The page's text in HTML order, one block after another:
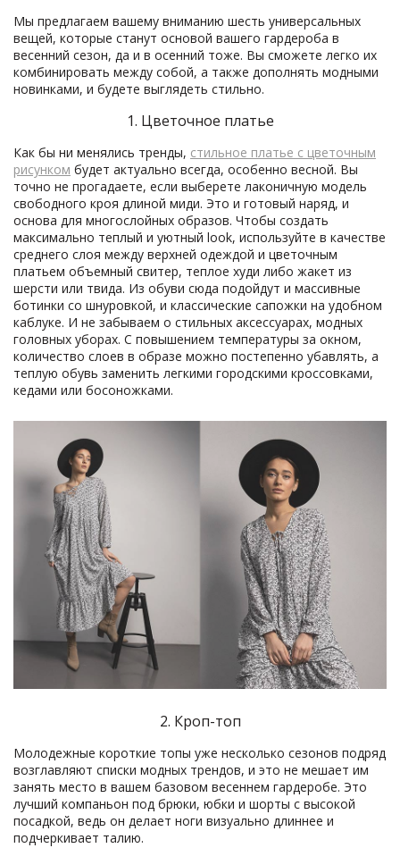
Мы предлагаем вашему вниманию шесть универсальных
вещей, которые станут основой вашего гардероба в
весенний сезон, да и в осенний тоже. Вы сможете легко их
комбинировать между собой, а также дополнять модными
новинками, и будете выглядеть стильно.
1. Цветочное платье
Как бы ни менялись тренды, стильное платье с цветочным
рисунком будет актуально всегда, особенно весной. Вы
точно не прогадаете, если выберете лаконичную модель
свободного кроя длиной миди. Это и готовый наряд, и
основа для многослойных образов. Чтобы создать
максимально теплый и уютный look, используйте в качестве
среднего слоя между верхней одеждой и цветочным
платьем объемный свитер, теплое худи либо жакет из
шерсти или твида. Из обуви сюда подойдут и массивные
ботинки со шнуровкой, и классические сапожки на удобном
каблуке. И не забываем о стильных аксессуарах, модных
головных уборах. С повышением температуры за окном,
количество слоев в образе можно постепенно убавлять, а
теплую обувь заменить легкими городскими кроссовками,
кедами или босоножками.
2. Кроп-топ
Молодежные короткие топы уже несколько сезонов подряд
возглавляют списки модных трендов, и это не мешает им
занять место в вашем базовом весеннем гардеробе. Это
лучший компаньон под брюки, юбки и шорты с высокой
посадкой, ведь он делает ноги визуально длиннее и
подчеркивает талию.